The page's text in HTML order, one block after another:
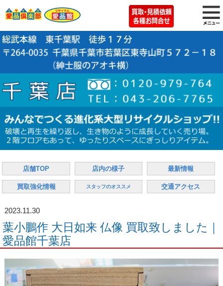
店舗TOP 店内の様子 最新情報
買取強化情報 スタッフのオススメ 交通アクセス
2023.11.30
葉小鵬作 大日如来 仏像 買取致しました｜
愛品館千葉店